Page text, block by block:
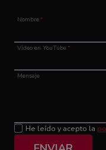
Nombre*
Vídeo en YouTube*
Mensaje
He leído y acepto la